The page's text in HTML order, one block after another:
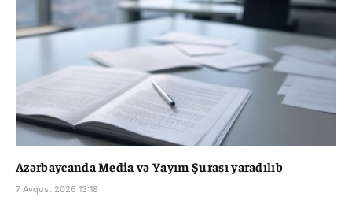
Azərbaycanda Media və Yayım Şurası yaradılıb
7 Avqust 2026 13:18